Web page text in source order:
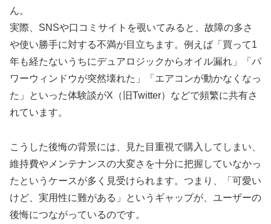
ん。
実際、SNSや口コミサイトを覗いてみると、故障の多さ
や使い勝手に対する不満が目立ちます。例えば「買って1
年も経たないうちにデュアロジックからオイル漏れ」「パ
ワーウィンドウが突然壊れた」「エアコンが動かなくなっ
た」といった体験談がX（旧Twitter）などで頻繁に共有さ
れています。
こうした後悔の背景には、見た目重視で購入してしまい、
維持費やメンテナンスの大変さを十分に把握していなかっ
たというケースが多く見受けられます。つまり、「可愛い
けど、実用性に難がある」というギャップが、ユーザーの
後悔につながっているのです。